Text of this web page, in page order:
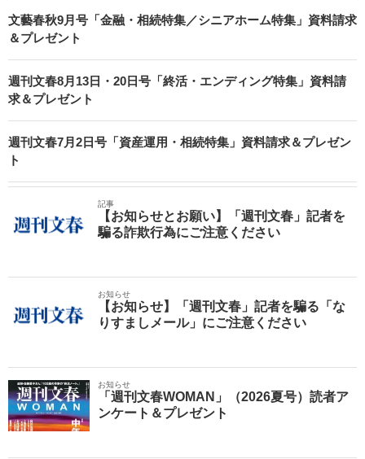
文藝春秋9月号「金融・相続特集／シニアホーム特集」資料請求
＆プレゼント
週刊文春8月13日・20日号「終活・エンディング特集」資料請
求＆プレゼント
週刊文春7月2日号「資産運用・相続特集」資料請求＆プレゼン
ト
記事
【お知らせとお願い】「週刊文春」記者を
騙る詐欺行為にご注意ください
お知らせ
【お知らせ】「週刊文春」記者を騙る「な
りすましメール」にご注意ください
お知らせ
「週刊文春WOMAN」（2026夏号）読者ア
ンケート＆プレゼント